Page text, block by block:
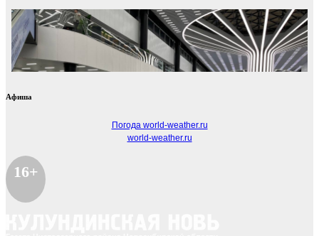
Афиша
Погода world-weather.ru
world-weather.ru
16+